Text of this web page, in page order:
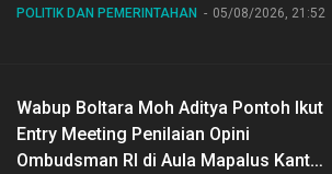
POLITIK DAN PEMERINTAHAN 05/08/2026, 21:52
Wabup Boltara Moh Aditya Pontoh Ikut
Entry Meeting Penilaian Opini
Ombudsman RI di Aula Mapalus Kantur